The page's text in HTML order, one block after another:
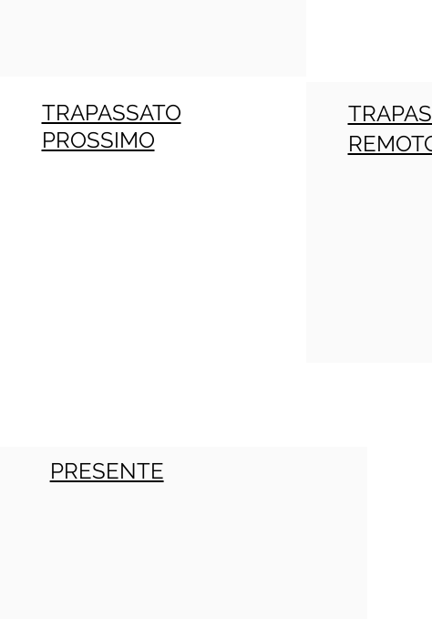
TRAPASSATO
PROSSIMO
PRESENTE